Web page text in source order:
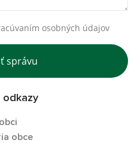
osobných údajov
správu
odkazy
obce